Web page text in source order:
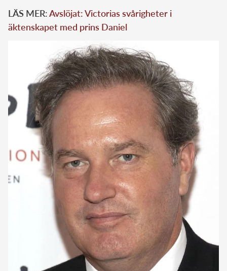
LÄS MER:Avslöjat: Victorias svårigheter i
äktenskapet med prins Daniel